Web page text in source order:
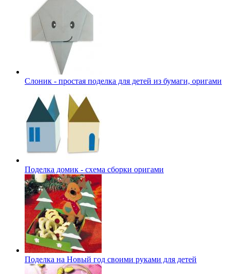
Слоник - простая поделка для детей из бумаги, оригами
Поделка домик - схема сборки оригами
Поделка на Новый год своими руками для детей